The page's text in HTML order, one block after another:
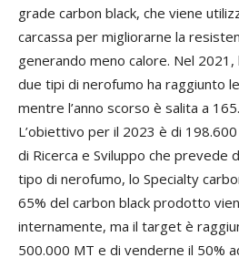
grade carbon black, che viene
carcassa per migliorarne la
generando meno calore. Nel
due tipi di nerofumo ha raggiunto
mentre l’anno scorso è salita a
L’obiettivo per il 2023 è di
di Ricerca e Sviluppo che prevede
tipo di nerofumo, lo Specialty
65% del carbon black prodotto
internamente, ma il target è
500.000 MT e di venderne il 50%